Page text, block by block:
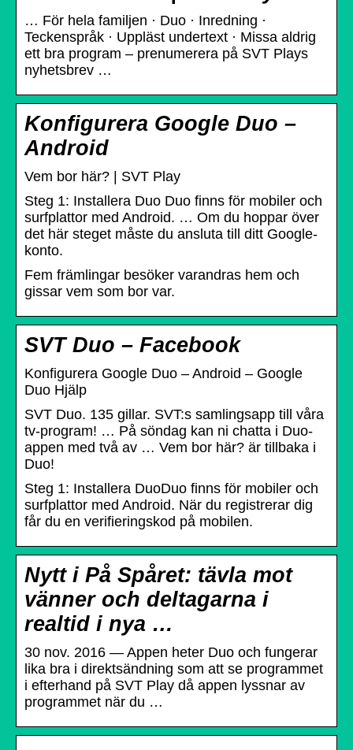
… För hela familjen · Duo · Inredning ·
Teckenspråk · Uppläst undertext · Missa aldrig
ett bra program – prenumerera på SVT Plays
nyhetsbrev …
Konfigurera Google Duo –
Android
Vem bor här? | SVT Play
Steg 1: Installera Duo Duo finns för mobiler och
surfplattor med Android. … Om du hoppar över
det här steget måste du ansluta till ditt Google-
konto.
Fem främlingar besöker varandras hem och
gissar vem som bor var.
SVT Duo – Facebook
Konfigurera Google Duo – Android – Google
Duo Hjälp
SVT Duo. 135 gillar. SVT:s samlingsapp till våra
tv-program! … På söndag kan ni chatta i Duo-
appen med två av … Vem bor här? är tillbaka i
Duo!
Steg 1: Installera DuoDuo finns för mobiler och
surfplattor med Android. När du registrerar dig
får du en verifieringskod på mobilen.
Nytt i På Spåret: tävla mot
vänner och deltagarna i
realtid i nya …
30 nov. 2016 — Appen heter Duo och fungerar
lika bra i direktsändning som att se programmet
i efterhand på SVT Play då appen lyssnar av
programmet när du …